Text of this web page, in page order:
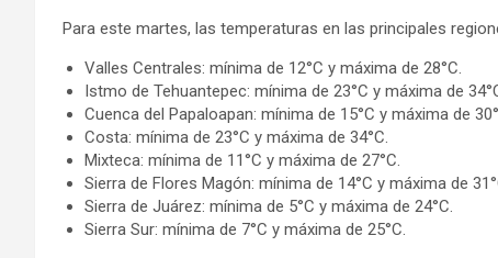
Para este martes, las temperaturas en las principales
Valles Centrales: mínima de 12°C y máxima de 28°C.
Istmo de Tehuantepec: mínima de 23°C y máxima de
Cuenca del Papaloapan: mínima de 15°C y máxima de
Costa: mínima de 23°C y máxima de 34°C.
Mixteca: mínima de 11°C y máxima de 27°C.
Sierra de Flores Magón: mínima de 14°C y máxima de
Sierra de Juárez: mínima de 5°C y máxima de 24°C.
Sierra Sur: mínima de 7°C y máxima de 25°C.